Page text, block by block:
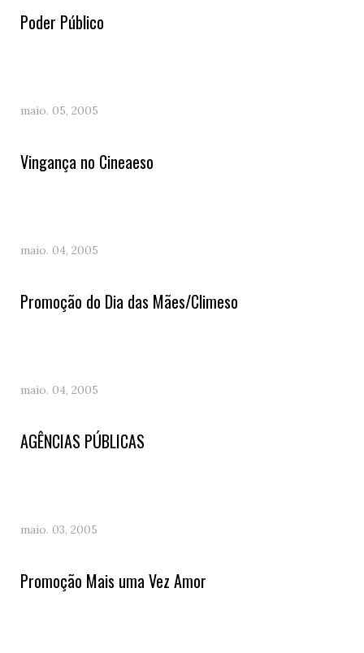
Poder Público
maio. 05, 2005
Vingança no Cineaeso
maio. 04, 2005
Promoção do Dia das Mães/Climeso
maio. 04, 2005
AGÊNCIAS PÚBLICAS
maio. 03, 2005
Promoção Mais uma Vez Amor